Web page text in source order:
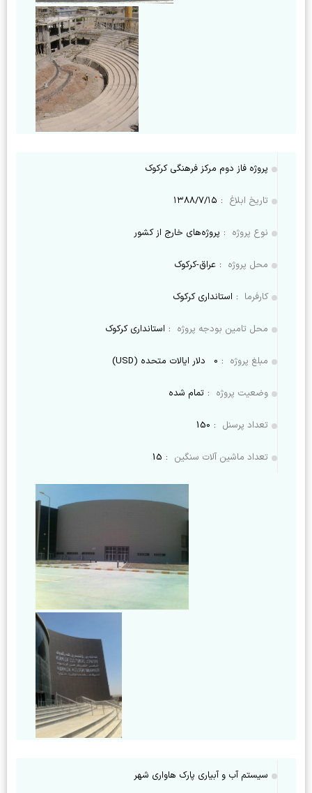
پروژه فاز دوم مرکز فرهنگی کرکوک
تاریخ ابلاغ : ۱۳۸۸/۷/۱۵
نوع پروژه : پروژه‌های خارج از کشور
محل پروژه : عراق-کرکوک
کارفرما : استانداری کرکوک
محل تامین بودجه پروژه : استانداری کرکوک
مبلغ پروژه :
0 دلار ایالات متحده (USD)
وضعیت پروژه : تمام شده
تعداد پرسنل :
150
تعداد ماشین آلات سنگین :
15
سیستم آب و آبیاری پارک هاواری شهر